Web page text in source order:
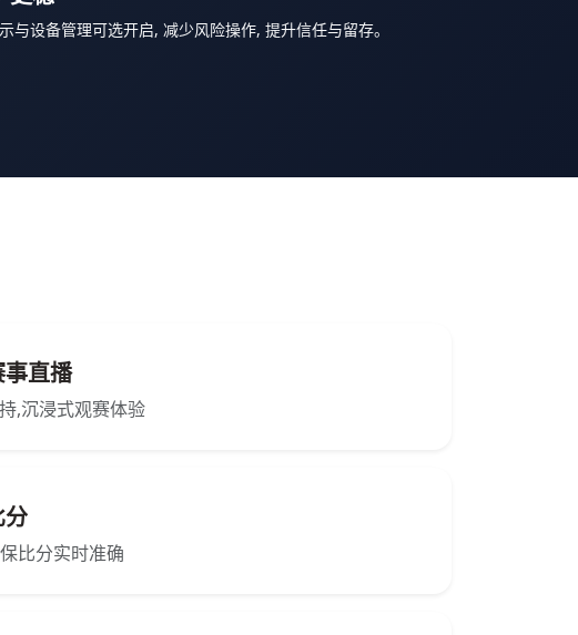
与设备管理可选开启, 减少风险操作, 提升信任与留存。
直播
,沉浸式观赛体验
分
比分实时准确